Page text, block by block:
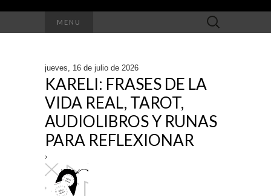
MENU
Buscar
:
jueves, 16 de julio de 2026
KARELI: FRASES DE LA
VIDA REAL, TAROT,
AUDIOLIBROS Y RUNAS
PARA REFLEXIONAR
›